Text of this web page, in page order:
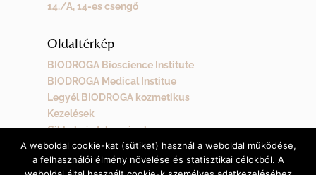
14./A, 14-es csengő
Oldaltérkép
BIODROGA Bioscience Institute
BIODROGA Medical Institue
Legyél BIODROGA kozmetikus
Kezelések
Cikkek, érdekességek
Kapcsolat
A weboldal cookie-kat (sütiket) használ a weboldal működése,
a felhasználói élmény növelése és statisztikai célokból. A